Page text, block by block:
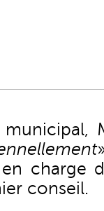
charge
conseil.